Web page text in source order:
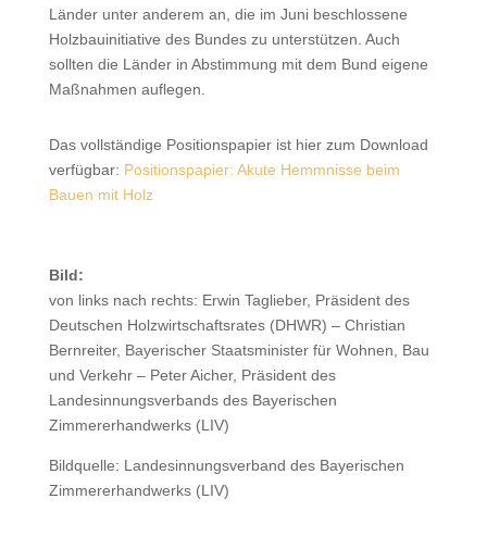
Länder unter anderem an, die im Juni beschlossene
Holzbauinitiative des Bundes zu unterstützen. Auch
sollten die Länder in Abstimmung mit dem Bund eigene
Maßnahmen auflegen.
Das vollständige Positionspapier ist hier zum Download
verfügbar: Positionspapier: Akute Hemmnisse beim
Bauen mit Holz
Bild:
von links nach rechts: Erwin Taglieber, Präsident des
Deutschen Holzwirtschaftsrates (DHWR) – Christian
Bernreiter, Bayerischer Staatsminister für Wohnen, Bau
und Verkehr – Peter Aicher, Präsident des
Landesinnungsverbands des Bayerischen
Zimmererhandwerks (LIV)
Bildquelle: Landesinnungsverband des Bayerischen
Zimmererhandwerks (LIV)